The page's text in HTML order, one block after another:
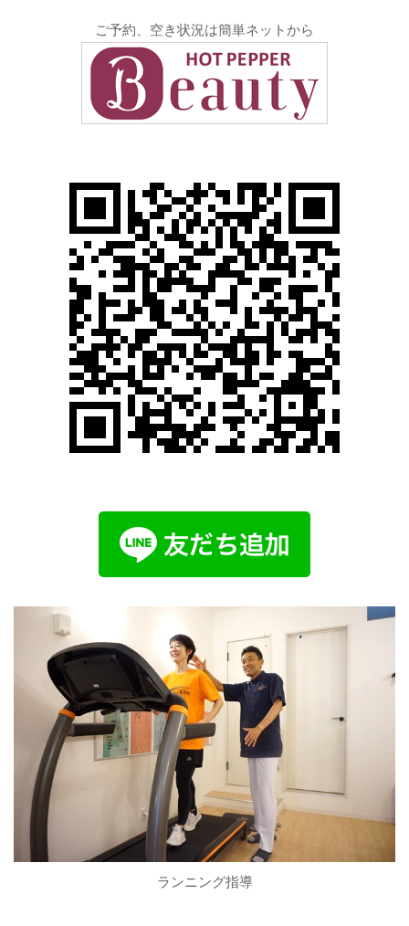
ご予約、空き状況は簡単ネットから
ランニング指導